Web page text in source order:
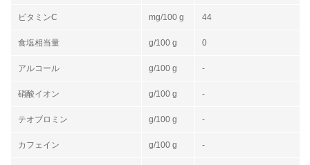
ビタミンC mg/100 g 44
食塩相当量 g/100 g 0
アルコール g/100 g -
硝酸イオン g/100 g -
テオブロミン g/100 g -
カフェイン g/100 g -